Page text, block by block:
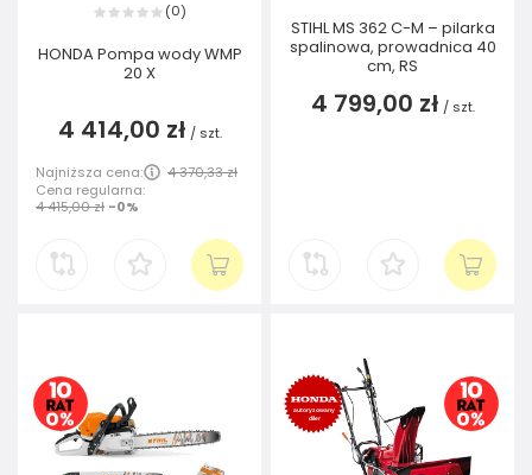
(0)
HONDA Pompa wody WMP
20 X
4 414,00 zł / szt.
Najniższa cena:
4 370,33 zł
Cena regularna:
4 415,00 zł -0%
STIHL MS 362 C-M – pilarka
spalinowa, prowadnica 40
cm, RS
4 799,00 zł / szt.